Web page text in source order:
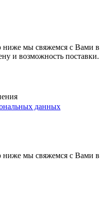
ниже мы свяжемся с Вами в
и возможность поставки.
данных
ниже мы свяжемся с Вами в